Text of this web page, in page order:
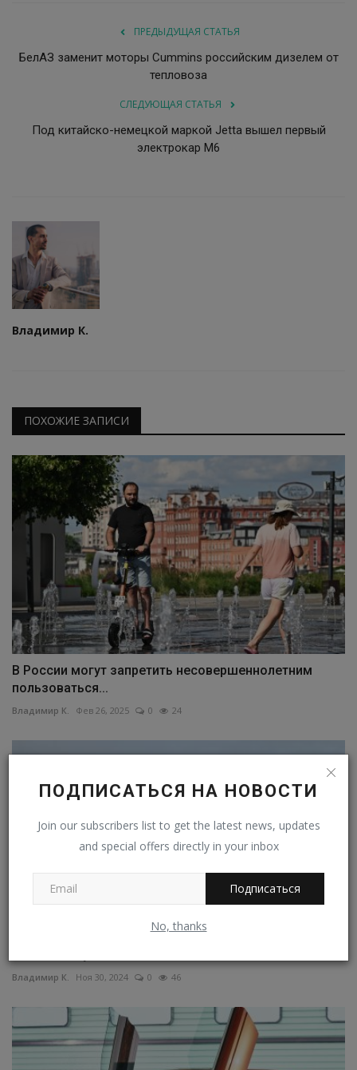
ПОДПИСАТЬСЯ НА НОВОСТИ
Join our subscribers list to get the latest news, updates
and special offers directly in your inbox
Подписаться
No, thanks
ПРЕДЫДУЩАЯ СТАТЬЯ
БелАЗ заменит моторы Cummins российским дизелем от
тепловоза
СЛЕДУЮЩАЯ СТАТЬЯ
Под китайско-немецкой маркой Jetta вышел первый
электрокар M6
Владимир К.
ПОХОЖИЕ ЗАПИСИ
В России могут запретить несовершеннолетним
пользоваться...
Владимир К. Фев 26, 2025 0 24
Владимир К. Ноя 30, 2024 0 46